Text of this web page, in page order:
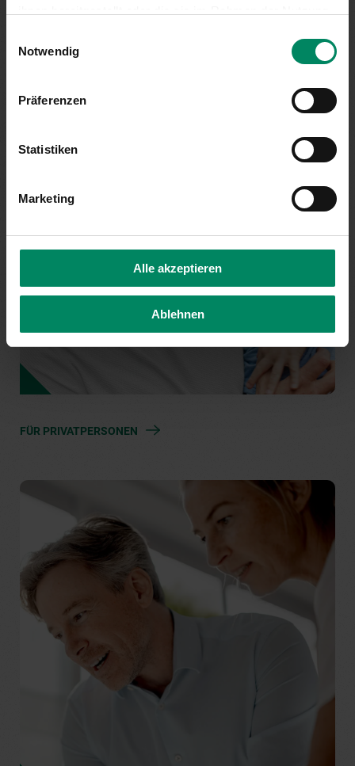
Notwendig
Präferenzen
Statistiken
Marketing
Alle akzeptieren
Ablehnen
möglicherweise in einem anderen Förderungsbereich.
FÜR PRIVATPERSONEN